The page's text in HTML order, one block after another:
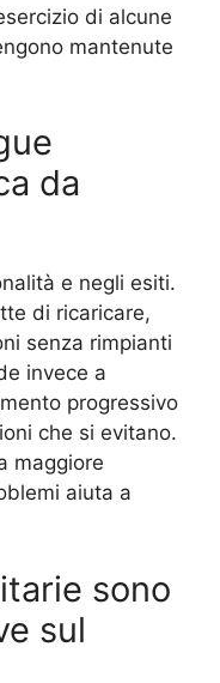
di alcune
mantenute
da
e negli esiti.
di ricaricare,
senza rimpianti
invece a
progressivo
che si evitano.
maggiore
aiuta a
sono
sul